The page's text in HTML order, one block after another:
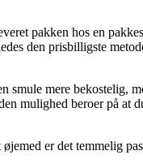
pakken hos en
den prisbilligste
smule mere bekostelig,
mulighed beroer på at
er det temmelig